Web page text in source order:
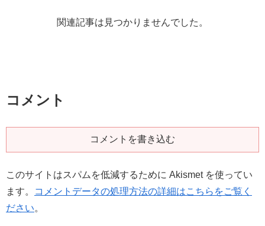
関連記事は見つかりませんでした。
コメント
コメントを書き込む
このサイトはスパムを低減するために Akismet を使ってい
ます。
コメントデータの処理方法の詳細はこちらをご覧く
ださい。